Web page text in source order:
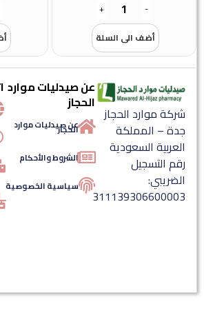
+
أضف الى السلة
أضف
شركة موارد الحجاز
جدة – المملكة
العربية السعودية
رقم التسجيل
الضريبي:
311139306600003
عن صيدليات موارد
الحجاز
عن صيدليات موارد
الحجاز
الشروط والأحكام
سياسية الخصوصية